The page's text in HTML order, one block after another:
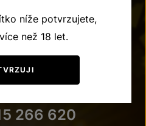
266 620
níže potvrzujete,
než 18 let.